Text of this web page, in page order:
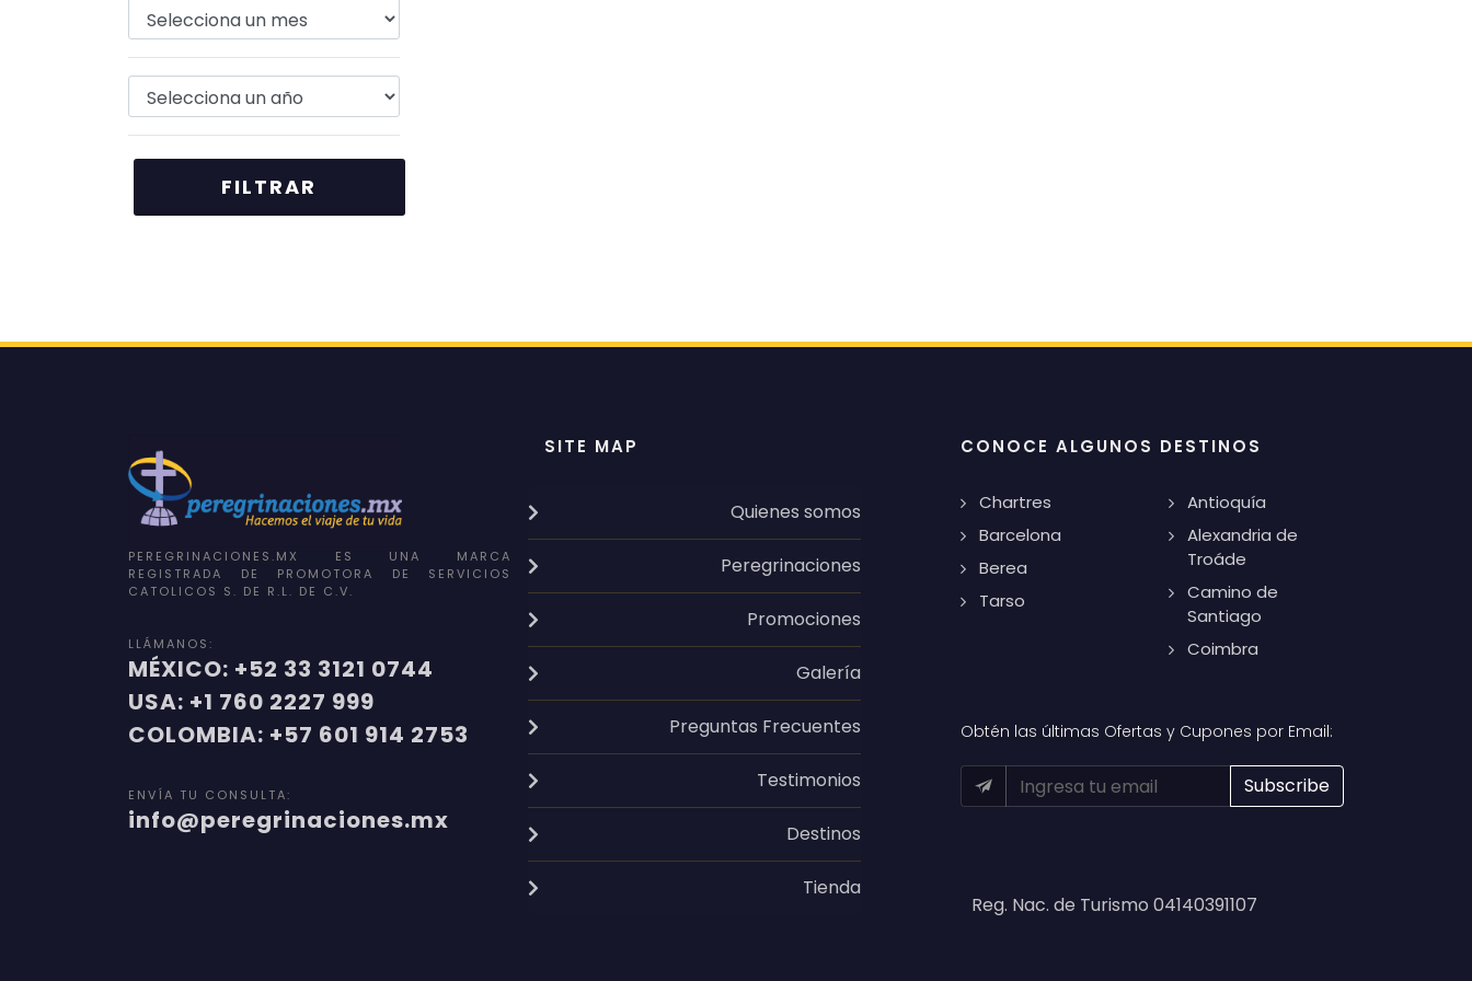
PEREGRINACIONES.MX ES UNA MARCA
REGISTRADA DE PROMOTORA DE SERVICIOS
CATOLICOS S. DE R.L. DE C.V.
LLÁMANOS:
MÉXICO: +52 33 3121 0744
USA: +1 760 2227 999
COLOMBIA: +57 601 914 2753
ENVÍA TU CONSULTA:
info@peregrinaciones.mx
SITE MAP
Quienes somos
Peregrinaciones
Promociones
Galería
Preguntas Frecuentes
Testimonios
Destinos
Tienda
CONOCE ALGUNOS DESTINOS
Chartres
Barcelona
Berea
Tarso
Antioquía
Alexandria de
Troáde
Camino de
Santiago
Coimbra
Obtén las últimas Ofertas y Cupones por Email:
Reg. Nac. de Turismo 04140391107